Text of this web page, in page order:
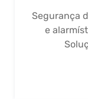
Segurança
e